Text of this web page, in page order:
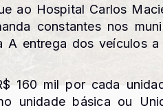
ao Hospital Carlos
constantes nos
A entrega dos veículos
160 mil por cada
unidade básica ou